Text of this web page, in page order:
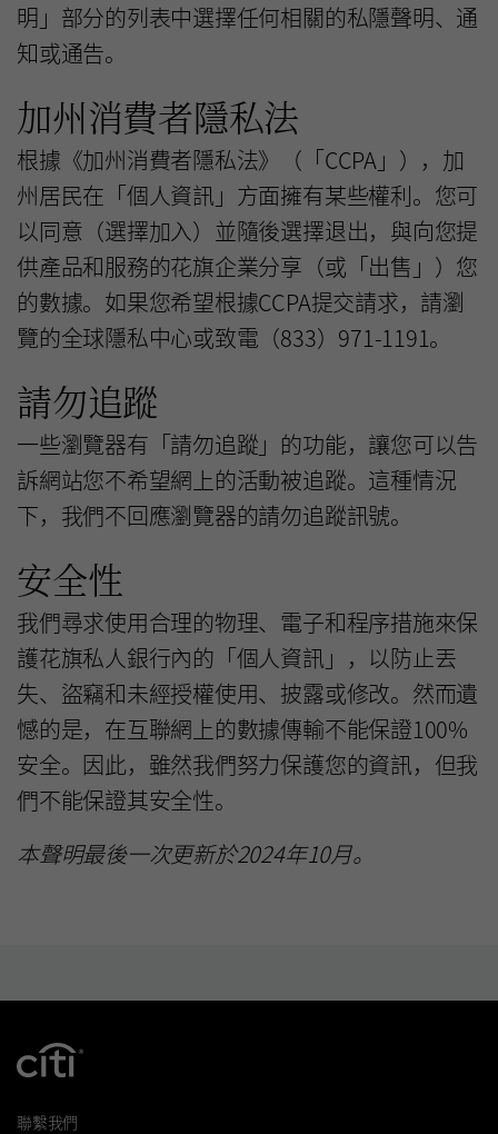
明」部分的列表中選擇任何相關的私隱聲明、通
知或通告。
加州消費者隱私法
根據《加州消費者隱私法》（「CCPA」），加
州居民在「個人資訊」方面擁有某些權利。您可
以同意（選擇加入）並隨後選擇退出，與向您提
供產品和服務的花旗企業分享（或「出售」）您
的數據。如果您希望根據CCPA提交請求，請瀏
覽的全球隱私中心或致電（833）971-1191。
請勿追蹤
一些瀏覽器有「請勿追蹤」的功能，讓您可以告
訴網站您不希望網上的活動被追蹤。這種情況
下，我們不回應瀏覽器的請勿追蹤訊號。
安全性
我們尋求使用合理的物理、電子和程序措施來保
護花旗私人銀行內的「個人資訊」，以防止丟
失、盜竊和未經授權使用、披露或修改。然而遺
憾的是，在互聯網上的數據傳輸不能保證100%
安全。因此，雖然我們努力保護您的資訊，但我
們不能保證其安全性。
本聲明最後一次更新於2024年10月。
聯繫我們